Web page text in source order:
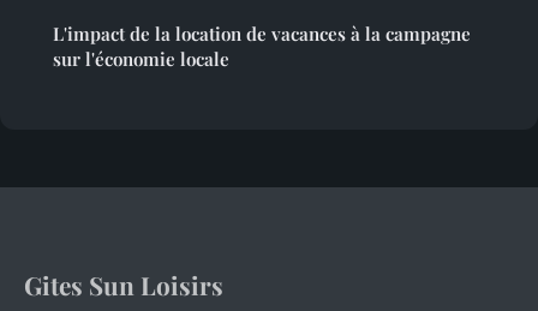
L'impact de la location de vacances à la campagne
sur l'économie locale
Gites Sun Loisirs